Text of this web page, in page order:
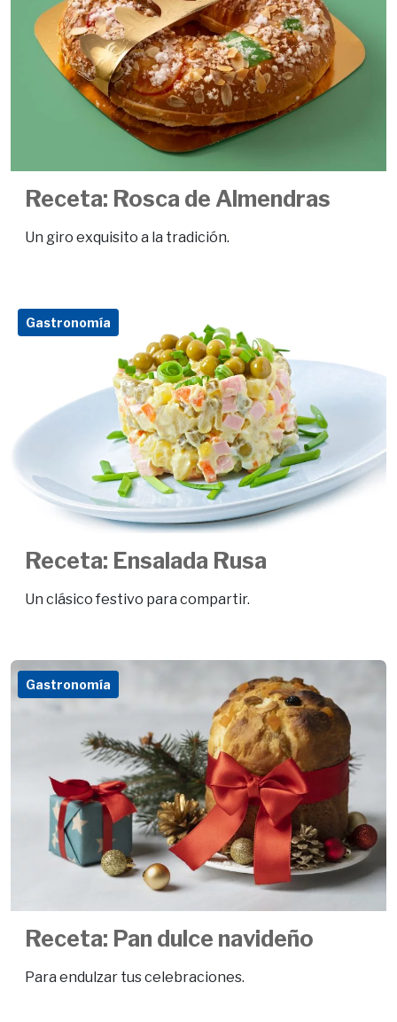
Receta: Rosca de Almendras
Un giro exquisito a la tradición.
Gastronomía
Receta: Ensalada Rusa
Un clásico festivo para compartir.
Gastronomía
Receta: Pan dulce navideño
Para endulzar tus celebraciones.